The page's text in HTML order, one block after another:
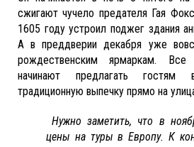
сжигают чучело предателя Гая
1605 году устроил поджег здания
А в преддверии декабря уже
рождественским ярмаркам. Все
начинают предлагать гостям
традиционную выпечку прямо на
Нужно заметить, что в
цены на туры в Европу. К